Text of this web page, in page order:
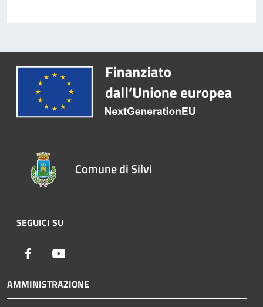
Comune di Silvi
SEGUICI SU
Facebook
AMMINISTRAZIONE